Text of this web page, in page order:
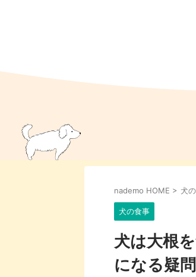
犬の
犬のしつ
猫の
猫のしつ
ペッ
nademo HOME > 犬
犬の食事
犬は大根
になる疑